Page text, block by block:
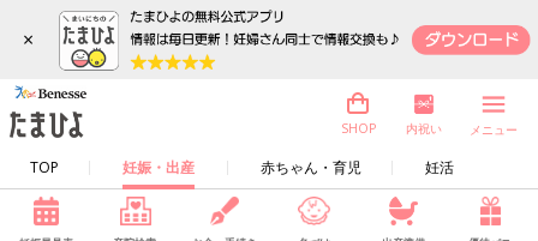
×
TOP 妊娠・出産 赤ちゃん・育児 妊活
SHOP 内祝い メニュー